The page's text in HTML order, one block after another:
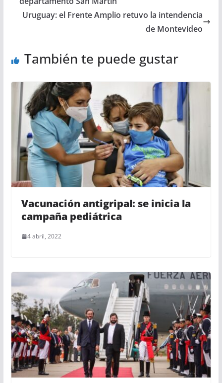
Uruguay: el Frente Amplio retuvo la intendencia
de Montevideo
También te puede gustar
Vacunación antigripal: se inicia la
campaña pediátrica
4 abril, 2022